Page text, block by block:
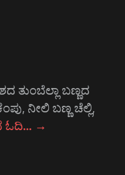
ತುಂಬೆಲ್ಲಾ ಬಣ್ಣದ
ನೀಲಿ ಬಣ್ಣ ಚೆಲ್ಲಿ,
ಓದಿ… →